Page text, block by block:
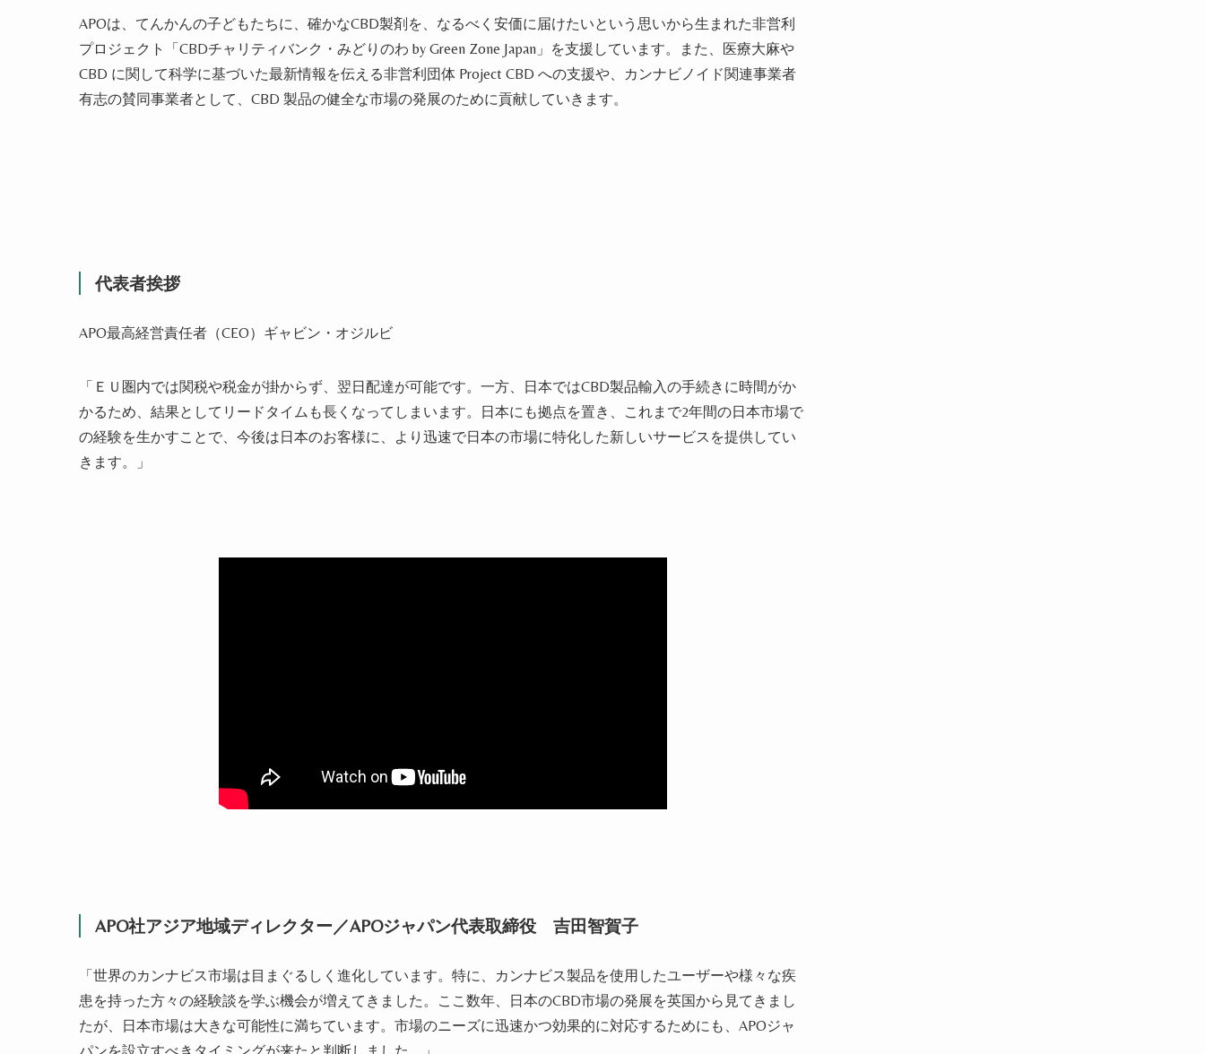
APOは、てんかんの子どもたちに、確かなCBD製剤を、なるべく安価に届けたいという思いから生まれた非営利
プロジェクト「CBDチャリティバンク・みどりのわ by Green Zone Japan」を支援しています。また、医療大麻や
CBD に関して科学に基づいた最新情報を伝える非営利団体 Project CBD への支援や、カンナビノイド関連事業者
有志の賛同事業者として、CBD 製品の健全な市場の発展のために貢献していきます。
代表者挨拶
APO最高経営責任者（CEO）ギャビン・オジルビ
「ＥＵ圏内では関税や税金が掛からず、翌日配達が可能です。一方、日本ではCBD製品輸入の手続きに時間がか
かるため、結果としてリードタイムも長くなってしまいます。日本にも拠点を置き、これまで2年間の日本市場で
の経験を生かすことで、今後は日本のお客様に、より迅速で日本の市場に特化した新しいサービスを提供してい
きます。」
APO社アジア地域ディレクター／APOジャパン代表取締役 吉田智賀子
「世界のカンナビス市場は目まぐるしく進化しています。特に、カンナビス製品を使用したユーザーや様々な疾
患を持った方々の経験談を学ぶ機会が増えてきました。ここ数年、日本のCBD市場の発展を英国から見てきまし
たが、日本市場は大きな可能性に満ちています。市場のニーズに迅速かつ効果的に対応するためにも、APOジャ